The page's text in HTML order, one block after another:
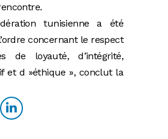
tunisienne a été
concernant le respect
de loyauté, d’intégrité,
et d »éthique », conclut la